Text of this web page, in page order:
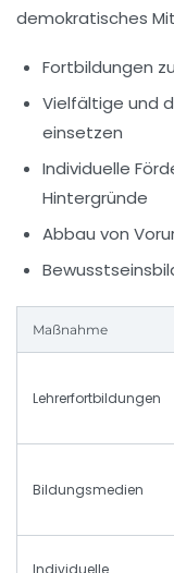
demokratisches
Fortbildungen
Vielfältige und
einsetzen
Individuelle
Hintergründe
Abbau von
Maßnahme
Lehrerfortbildungen
Bildungsmedien